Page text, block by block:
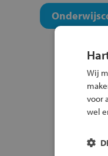
Wij
voor
wel